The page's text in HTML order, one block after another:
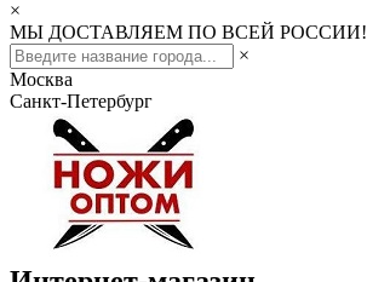
×
МЫ ДОСТАВЛЯЕМ ПО ВСЕЙ РОССИИ!
×
Москва
Санкт-Петербург